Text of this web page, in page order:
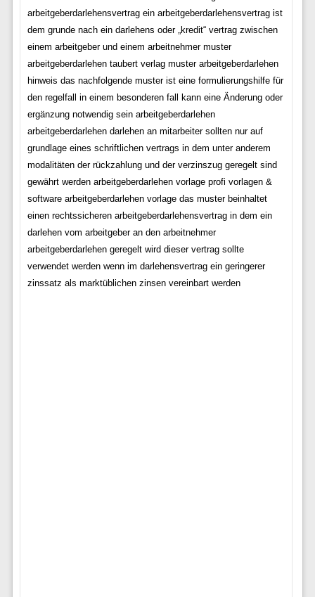
arbeitgeberdarlehensvertrag ein arbeitgeberdarlehensvertrag ist
dem grunde nach ein darlehens oder „kredit“ vertrag zwischen
einem arbeitgeber und einem arbeitnehmer muster
arbeitgeberdarlehen taubert verlag muster arbeitgeberdarlehen
hinweis das nachfolgende muster ist eine formulierungshilfe für
den regelfall in einem besonderen fall kann eine Änderung oder
ergänzung notwendig sein arbeitgeberdarlehen
arbeitgeberdarlehen darlehen an mitarbeiter sollten nur auf
grundlage eines schriftlichen vertrags in dem unter anderem
modalitäten der rückzahlung und der verzinszug geregelt sind
gewährt werden arbeitgeberdarlehen vorlage profi vorlagen &
software arbeitgeberdarlehen vorlage das muster beinhaltet
einen rechtssicheren arbeitgeberdarlehensvertrag in dem ein
darlehen vom arbeitgeber an den arbeitnehmer
arbeitgeberdarlehen geregelt wird dieser vertrag sollte
verwendet werden wenn im darlehensvertrag ein geringerer
zinssatz als marktüblichen zinsen vereinbart werden